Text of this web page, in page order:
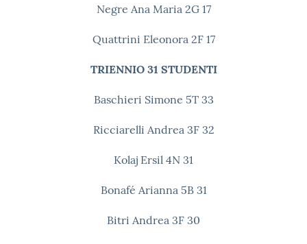
Negre Ana Maria 2G 17
Quattrini Eleonora 2F 17
TRIENNIO 31 STUDENTI
Baschieri Simone 5T 33
Ricciarelli Andrea 3F 32
Kolaj Ersil 4N 31
Bonafé Arianna 5B 31
Bitri Andrea 3F 30